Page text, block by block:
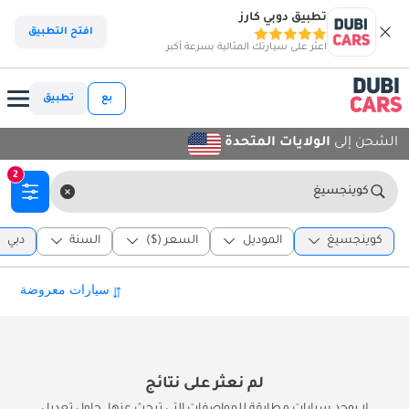
تطبيق دوبي كارز
اعثر على سيارتك المثالية بسرعة أكبر
افتح التطبيق
بع تطبيق
الشحن إلى الولايات المتحدة
كوينجسيغ
2
كوينجسيغ الموديل السعر ($) السنة دبي
لم نعثر على نتائج